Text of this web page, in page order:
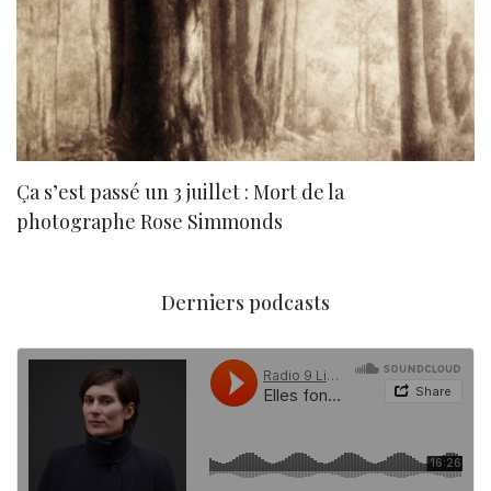
Ça s’est passé un 3 juillet : Mort de la
photographe Rose Simmonds
Derniers podcasts